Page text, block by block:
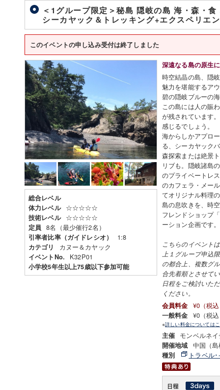
＜1グループ限定＞秘島 隠岐の島 海・森・
シーカヤック＆トレッキング+エクスペリエ
このイベントの申し込み受付は終了しました
総合レベル
体力レベル
☆☆☆☆☆
技術レベル ☆☆☆☆☆
定員 8名（最少催行2名）
引率者比率（ガイドレシオ） 1:8
カテゴリ カヌー＆カヤック
イベントNo. K32P01
小学校5年生以上75歳以下参加可能
深遠なる島の原生
時空結晶の島、隠
魅力を堪能するア
碧の隠岐ブルーの
この島には人の賑
が残されています
感じるでしょう。
海からしかアプロ
る、シーカヤック
森探索または絶景
リブも。隠岐諸島
のプライベートレ
のカフェラ・メー
てオリジナル料理
島の息吹きを、時
フレンドショップ
ーション企画です。
こちらのイベント
上１グループ申込
の都合上、複数グ
合先着順とさせて
日程をご検討いた
ください。
会員料金
¥0（税
一般料金 ¥0（税
※詳しい料金については
主催 モンベルネ
開催地域 中国（
種別 トラベル